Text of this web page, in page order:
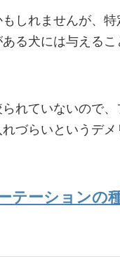
しれませんが、
る犬には与える
れていないので
づらいというデメ
テーションの